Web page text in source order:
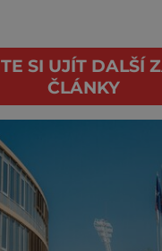
SI UJÍT DALŠÍ
ČLÁNKY